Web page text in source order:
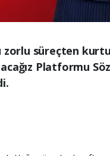
süreçten
Platformu